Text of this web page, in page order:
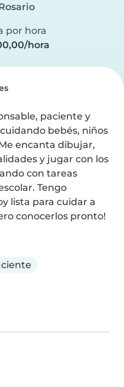
por hora
hora
paciente y
bebés, niños
encanta dibujar,
y jugar con los
con tareas
Tengo
lista para cuidar a
conocerlos pronto!